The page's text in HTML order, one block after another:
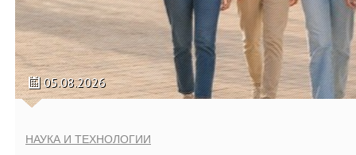
05.08.2026
НАУКА И ТЕХНОЛОГИИ